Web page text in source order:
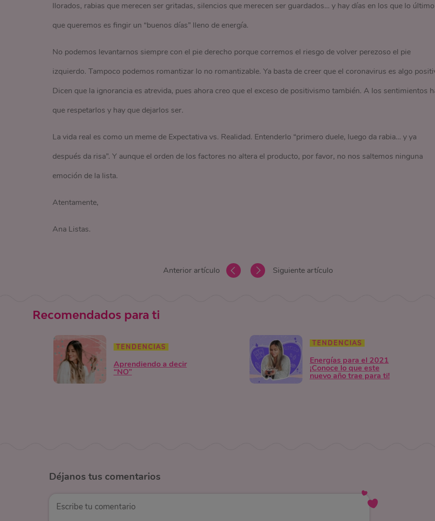
llorados, rabias que merecen ser gritadas, silencios que merecen ser guardados… y hay días en los que lo último
que queremos es fingir un “buenos días” lleno de energía.
No podemos levantarnos siempre con el pie derecho porque corremos el riesgo de volver perezoso el pie
izquierdo. Tampoco podemos romantizar lo no romantizable. Ya basta de creer que el coronavirus es algo
Dicen que la ignorancia es atrevida, pues ahora creo que el exceso de positivismo también. A los sentimientos
que respetarlos y hay que dejarlos ser.
La vida real es como un meme de Expectativa vs. Realidad. Entenderlo “primero duele, luego da rabia… y ya
después da risa”. Y aunque el orden de los factores no altera el producto, por favor, no nos saltemos ninguna
emoción de la lista.
Atentamente,
Ana Listas.
Anterior artículo Siguiente artículo
Recomendados para ti
TENDENCIAS
Aprendiendo a decir
“NO”
TENDENCIAS
Energías para el 2021
¡Conoce lo que este
nuevo año trae para ti!
Déjanos tus comentarios